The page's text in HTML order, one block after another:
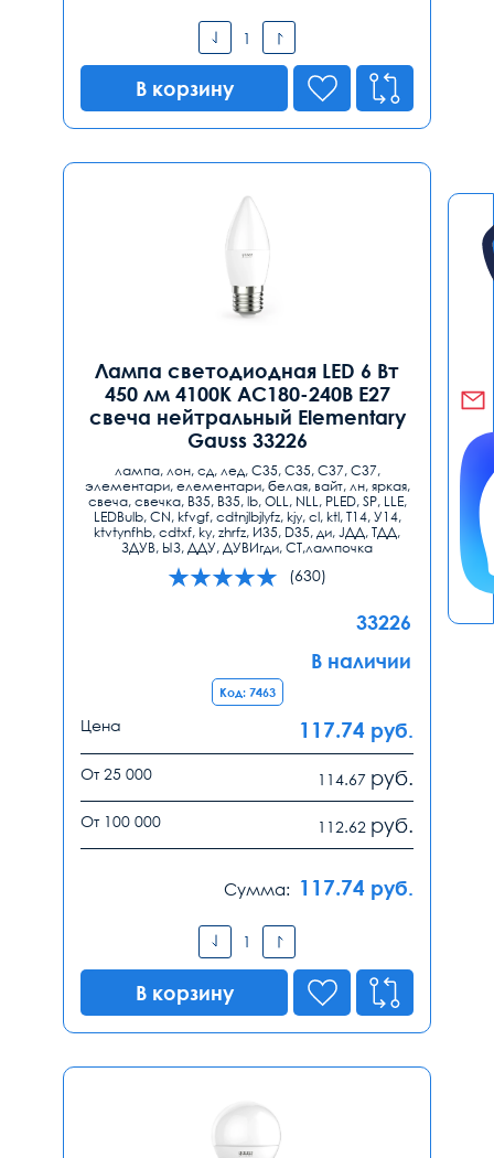
В корзину
Лампа светодиодная LED 6 Вт
450 лм 4100К AC180-240В E27
свеча нейтральный Elementary
Gauss 33226
лампа, лон, сд, лед, С35, C35, С37, C37,
элементари, елементари, белая, вайт, лн, яркая,
свеча, свечка, B35, В35, lb, ОLL, NLL, PLED, SP, LLE,
LEDBulb, CN, kfvgf, cdtnjlbjlyfz, kjy, cl, ktl, T14, У14,
ktvtynfhb, cdtxf, ky, zhrfz, И35, D35, ди, JДД, ТДД,
ЗДУВ, ЫЗ, ДДУ, ДУВИгди, СТ,лампочка
(630)
33226
В наличии
Код: 7463
Цена 117.74 руб.
От 25 000 114.67 руб.
От 100 000 112.62 руб.
Сумма: 117.74 руб.
В корзину